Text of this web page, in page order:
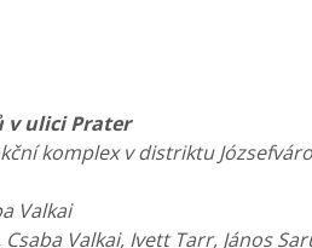
v ulici Prater
komplex v distriktu
Valkai
Valkai, Ivett Tarr, János